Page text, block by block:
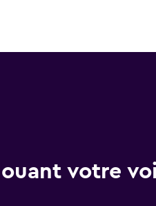
votre